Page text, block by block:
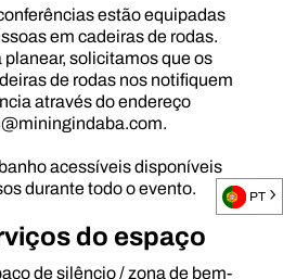
estão equipadas
em cadeiras de rodas.
planear, solicitamos que os
de rodas nos notifiquem
através do endereço
acessíveis disponíveis
durante todo o evento.
do espaço
de silêncio / zona de bem-
PT